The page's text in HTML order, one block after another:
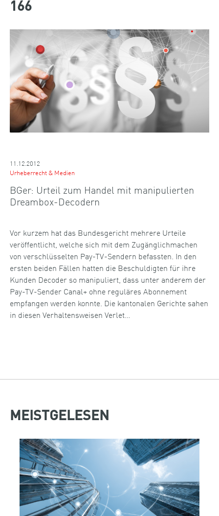
166
11.12.2012
Urheberrecht & Medien
BGer: Urteil zum Handel mit manipulierten
Dreambox-Decodern
Vor kurzem hat das Bundesgericht mehrere Urteile
veröffentlicht, welche sich mit dem Zugänglichmachen
von verschlüsselten Pay-TV-Sendern befassten. In den
ersten beiden Fällen hatten die Beschuldigten für ihre
Kunden Decoder so manipuliert, dass unter anderem der
Pay-TV-Sender Canal+ ohne reguläres Abonnement
empfangen werden konnte. Die kantonalen Gerichte sahen
in diesen Verhaltensweisen Verlet…
MEISTGELESEN